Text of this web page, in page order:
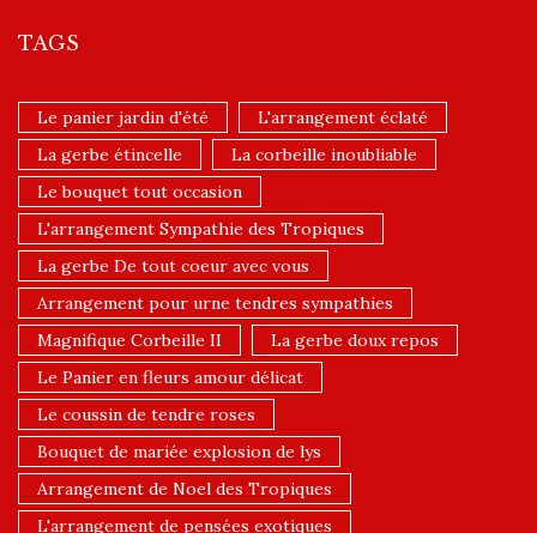
TAGS
Le panier jardin d'été
L'arrangement éclaté
La gerbe étincelle
La corbeille inoubliable
Le bouquet tout occasion
L'arrangement Sympathie des Tropiques
La gerbe De tout coeur avec vous
Arrangement pour urne tendres sympathies
Magnifique Corbeille II
La gerbe doux repos
Le Panier en fleurs amour délicat
Le coussin de tendre roses
Bouquet de mariée explosion de lys
Arrangement de Noel des Tropiques
L'arrangement de pensées exotiques